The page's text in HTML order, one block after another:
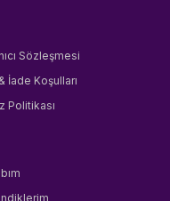
Sözleşmesi
İade Koşulları
Politikası